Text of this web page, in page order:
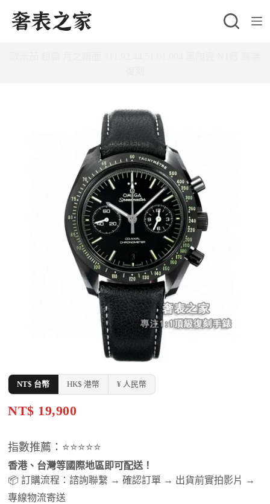
跳
至
NT$ 台幣 HK$ 港幣 ¥ 人民幣
NT$ 19,900
指數推薦：⭐⭐⭐⭐⭐
香港、台灣等國際地區即可配送！
📦 訂購流程：諮詢聯繫 → 確認訂單 → 出貨前實拍影片 →
專線物流寄送